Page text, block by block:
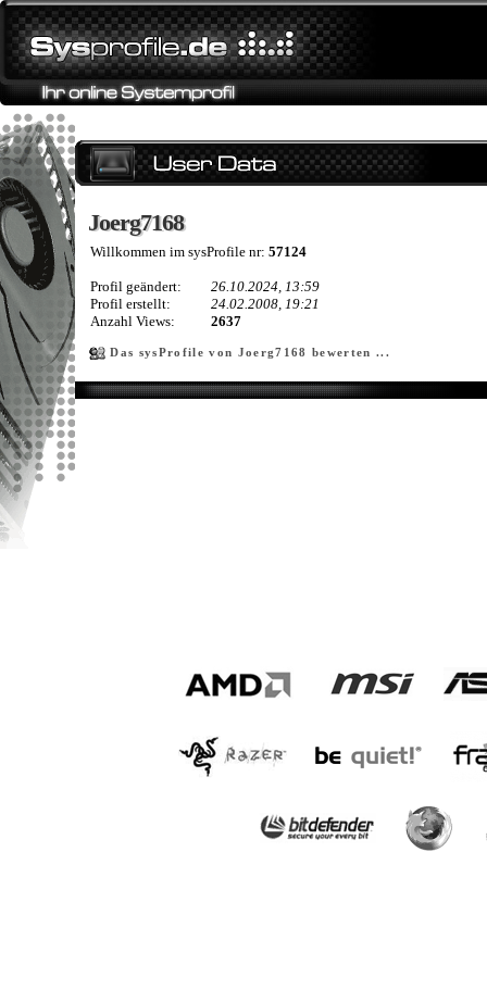
Joerg7168
Joerg7168
Willkommen im sysProfile nr: 57124
Profil geändert:
26.10.2024, 13:59
Profil erstellt:
24.02.2008, 19:21
Anzahl Views:
2637
Das sysProfile von Joerg7168 bewerten ...